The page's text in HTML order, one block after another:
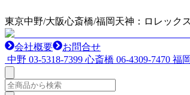
東京中野/大阪心斎橋/福岡天神：ロレック
会社概要
お問合せ
中野 03-5318-7399 心斎橋 06-4309-7470 福岡